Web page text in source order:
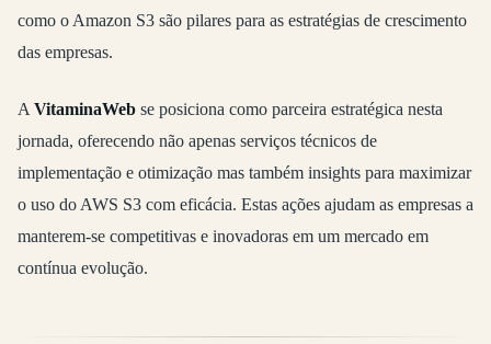
como o Amazon S3 são pilares para as estratégias de crescimento
das empresas.
AVitaminaWeb se posiciona como parceira estratégica nesta
jornada, oferecendo não apenas serviços técnicos de
implementação e otimização mas também insights para maximizar
o uso do AWS S3 com eficácia. Estas ações ajudam as empresas a
manterem-se competitivas e inovadoras em um mercado em
contínua evolução.